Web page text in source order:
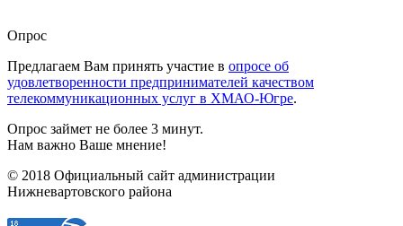
Опрос
Предлагаем Вам принять участие в опросе об
удовлетворенности предпринимателей качеством
телекоммуникационных услуг в ХМАО-Югре.
Опрос займет не более 3 минут.
Нам важно Ваше мнение!
© 2018 Официальный сайт администрации
Нижневартовского района